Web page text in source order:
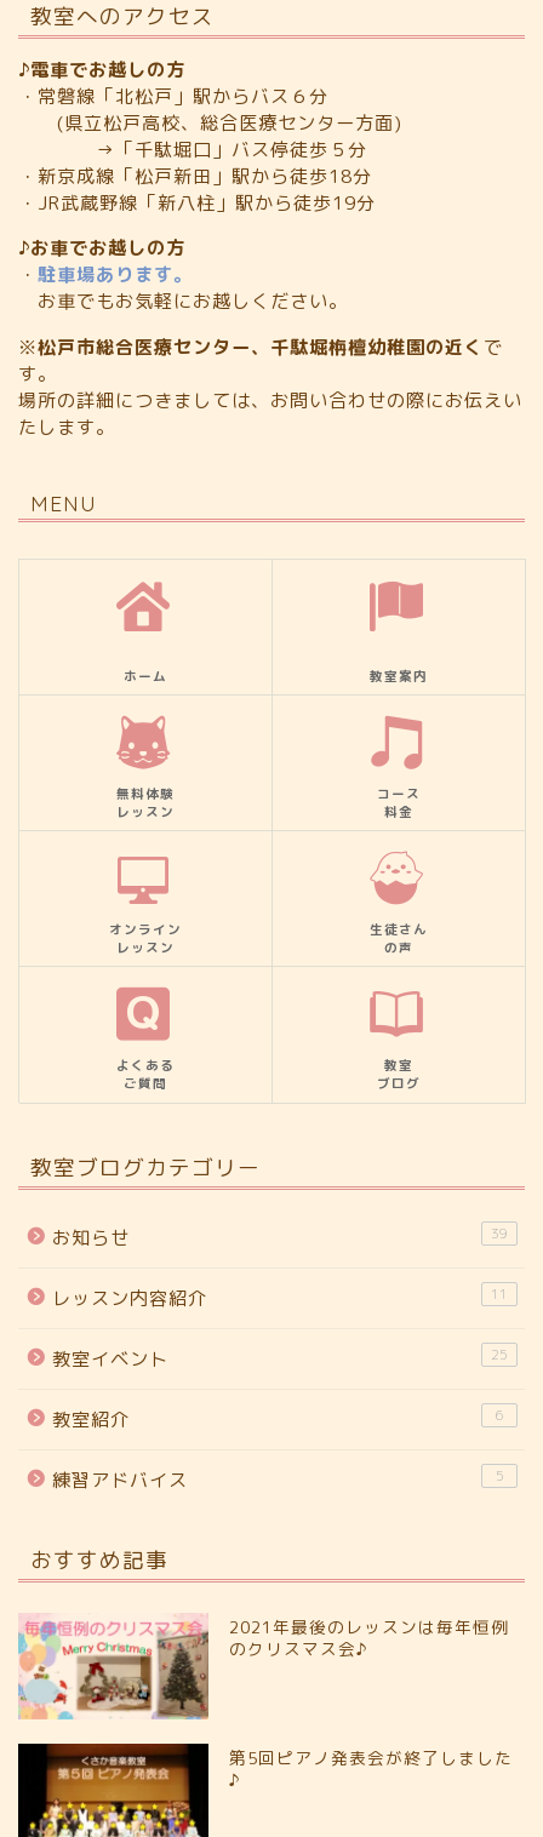
教室へのアクセス
♪電車でお越しの方
・常磐線「北松戸」駅からバス６分
(県立松戸高校、総合医療センター方面)
→「千駄堀口」バス停徒歩５分
・新京成線「松戸新田」駅から徒歩18分
・JR武蔵野線「新八柱」駅から徒歩19分
♪お車でお越しの方
・ 駐車場あります。
お車でもお気軽にお越しください。
※松戸市総合医療センター、千駄堀栴檀幼稚園の近く で
す。
場所の詳細につきましては、お問い合わせの際にお伝えい
たします。
MENU
ホーム 教室案内
無料体験
レッスン
コース
料金
オンライン
レッスン
生徒さん
の声
よくある
ご質問
教室
ブログ
教室ブログカテゴリー
お知らせ 39
レッスン内容紹介 11
教室イベント 25
教室紹介 6
練習アドバイス 5
おすすめ記事
2021年最後のレッスンは毎年恒例
のクリスマス会♪
第5回ピアノ発表会が終了しました
♪